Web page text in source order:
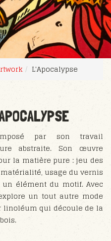
L'Apocalypse
par son travail
abstraite. Son œuvre
la matière pure : jeu des
usage du vernis
élément du motif. Avec
un tout autre mode
linoléum qui découle de la